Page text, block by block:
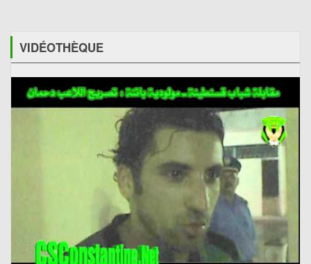
VIDÉOTHÈQUE